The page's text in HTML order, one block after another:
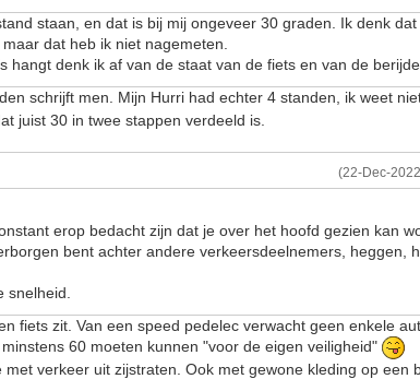
staan, en dat is bij mij ongeveer 30 graden. Ik denk
dat heb ik niet nagemeten.
hangt denk ik af van de staat van de fiets en van de
schrijft men. Mijn Hurri had echter 4 standen, ik weet
juist 30 in twee stappen verdeeld is.
(22-Dec-
erop bedacht zijn dat je over het hoofd gezien kan
bent achter andere verkeersdeelnemers, heggen,
snelheid.
fiets zit. Van een speed pedelec verwacht geen enkele
60 moeten kunnen "voor de eigen veiligheid"
verkeer uit zijstraten. Ook met gewone kleding op een